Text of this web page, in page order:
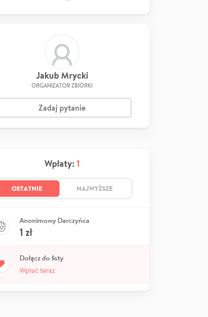
Jakub Mrycki
ORGANIZATOR ZBIÓRKI
Zadaj pytanie
Wpłaty: 1
OSTATNIE NAJWYŻSZE
Anonimowy Darczyńca
1 zł
Dołącz do listy
Wpłać teraz